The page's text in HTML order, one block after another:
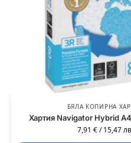
БЯЛА КОПИРНА
Хартия Navigator Hybrid
7,91€/15,47